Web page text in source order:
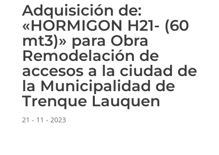
Adquisición de:
«HORMIGON H21- (60
mt3)» para Obra
Remodelación de
accesos a la ciudad de
la Municipalidad de
Trenque Lauquen
21 - 11 - 2023